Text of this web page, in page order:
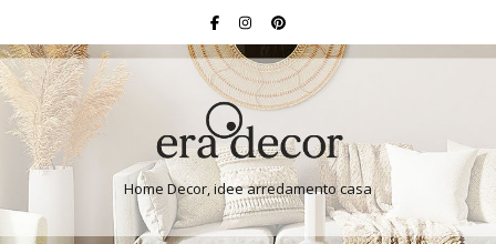
Home Decor, idee arredamento casa